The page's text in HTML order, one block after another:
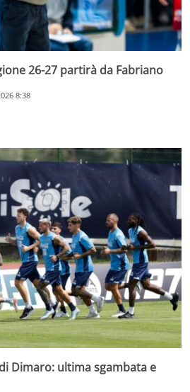
26-27 partirà da Fabriano
8:38
Dimaro: ultima sgambata e